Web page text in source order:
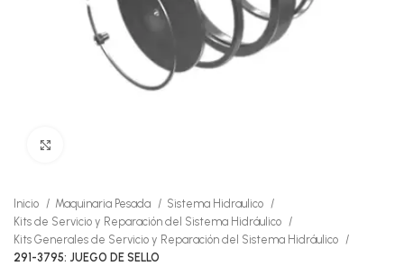
Inicio Maquinaria Pesada
Sistema Hidraulico
Kits de Servicio y Reparación del Sistema Hidráulico
Kits Generales de Servicio y Reparación del Sistema Hidráulico
291-3795: JUEGO DE SELLO